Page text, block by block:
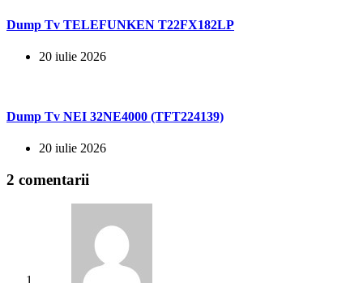
Dump Tv TELEFUNKEN T22FX182LP
20 iulie 2026
Dump Tv NEI 32NE4000 (TFT224139)
20 iulie 2026
2 comentarii